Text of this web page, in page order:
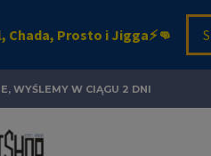
WYŚLEMY W CIĄGU 2 DNI